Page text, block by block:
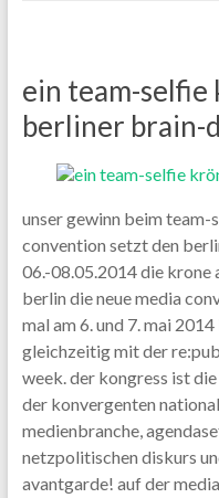
ein team-
berliner brain-
unser gewinn beim
convention setzt den
06.-08.05.2014 die krone
berlin die neue media
mal am 6. und 7. mai
gleichzeitig mit der
week. der kongress ist
der konvergenten
medienbranche,
netzpolitischen diskurs
avantgarde! auf der